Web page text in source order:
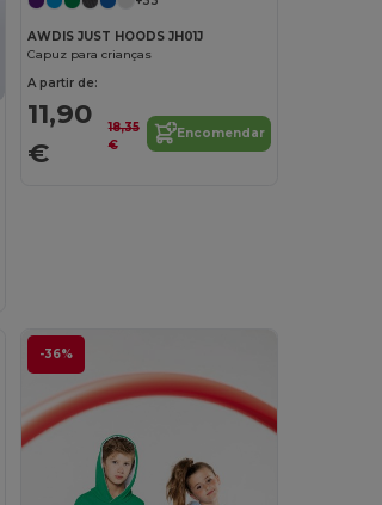
AWDIS JUST HOODS JH01J
Capuz para crianças
A partir de:
11,90
€
18,35
€
Encomendar
-36%